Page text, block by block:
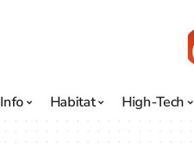
Habitat High-Tech